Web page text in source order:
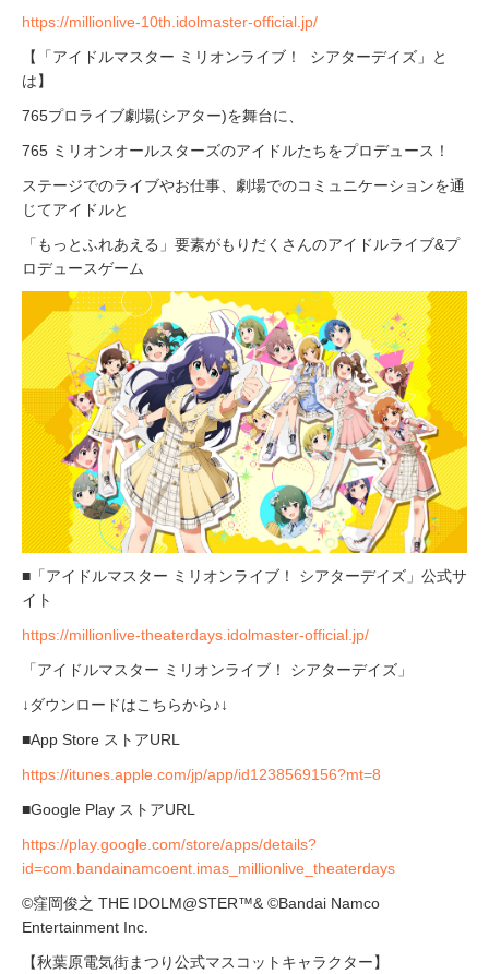
https://millionlive-10th.idolmaster-official.jp/
【「アイドルマスター ミリオンライブ！ シアターデイズ」と
は】
765プロライブ劇場(シアター)を舞台に、
765 ミリオンオールスターズのアイドルたちをプロデュース！
ステージでのライブやお仕事、劇場でのコミュニケーションを通
じてアイドルと
「もっとふれあえる」要素がもりだくさんのアイドルライブ&プ
ロデュースゲーム
■「アイドルマスター ミリオンライブ！ シアターデイズ」公式サ
イト
https://millionlive-theaterdays.idolmaster-official.jp/
「アイドルマスター ミリオンライブ！ シアターデイズ」
↓ダウンロードはこちらから♪↓
■App Store ストアURL
https://itunes.apple.com/jp/app/id1238569156?mt=8
■Google Play ストアURL
https://play.google.com/store/apps/details?
id=com.bandainamcoent.imas_millionlive_theaterdays
©窪岡俊之 THE IDOLM@STER™& ©Bandai Namco
Entertainment Inc.
【秋葉原電気街まつり公式マスコットキャラクター】